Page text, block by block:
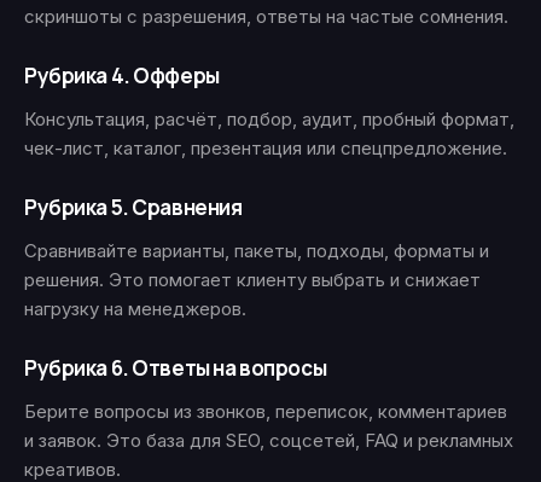
скриншоты с разрешения, ответы на частые сомнения.
Рубрика 4. Офферы
Консультация, расчёт, подбор, аудит, пробный формат,
чек-лист, каталог, презентация или спецпредложение.
Рубрика 5. Сравнения
Сравнивайте варианты, пакеты, подходы, форматы и
решения. Это помогает клиенту выбрать и снижает
нагрузку на менеджеров.
Рубрика 6. Ответы на вопросы
Берите вопросы из звонков, переписок, комментариев
и заявок. Это база для SEO, соцсетей, FAQ и рекламных
креативов.